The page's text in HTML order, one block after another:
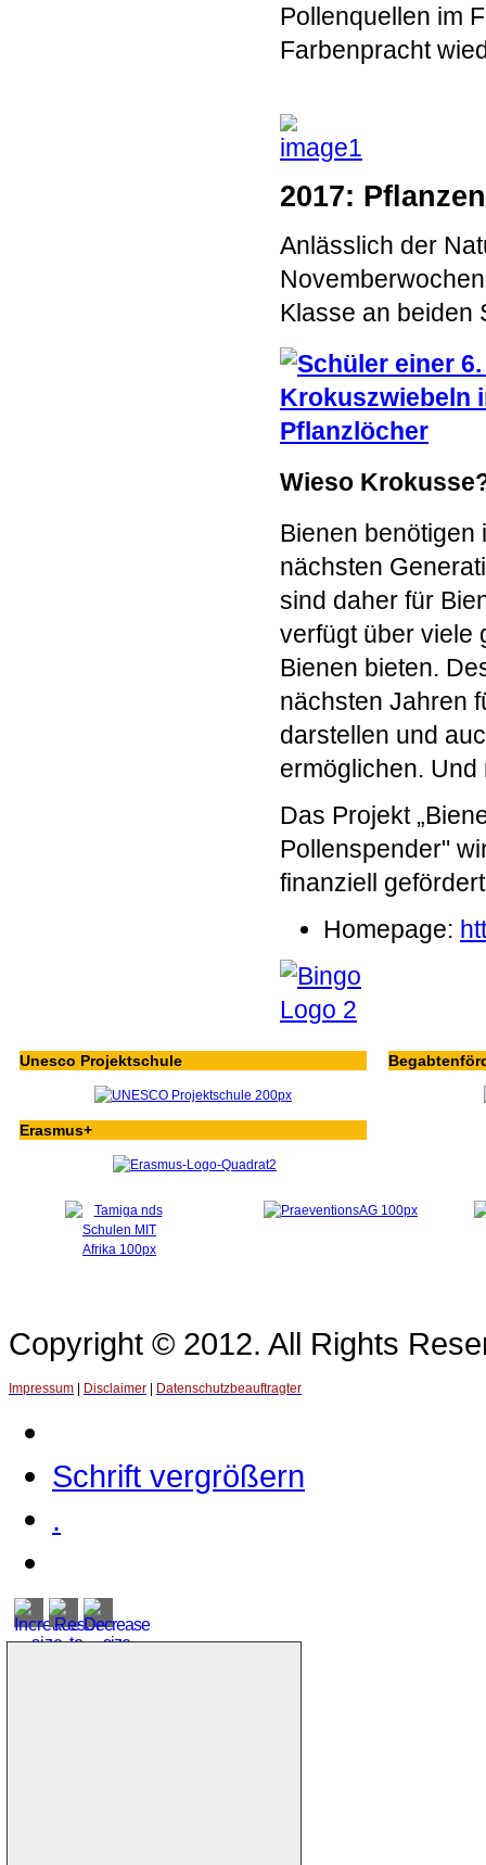
Pollenquellen im
Farbenpracht
2017:
Anlässlich der
Klasse an beiden
Wieso
Bienen benötigen
nächsten
sind daher für
verfügt über viele
Bienen bieten.
nächsten Jahren
darstellen und
ermöglichen.
Das Projekt
Pollenspender"
finanziell
Homepage:
Unesco Projektschule
Erasmus+
Copyright © 2012. All Rights
Impressum Disclaimer Datenschutzbeauftragter
Schrift vergrößern
.